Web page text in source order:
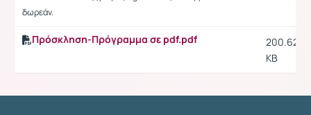
δωρεάν.
Πρόσκληση-Πρόγραμμα σε pdf.pdf
200.62
KB